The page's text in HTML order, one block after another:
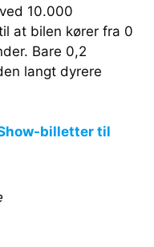
10.000
at bilen kører fra 0
Bare 0,2
langt dyrere
billetter til